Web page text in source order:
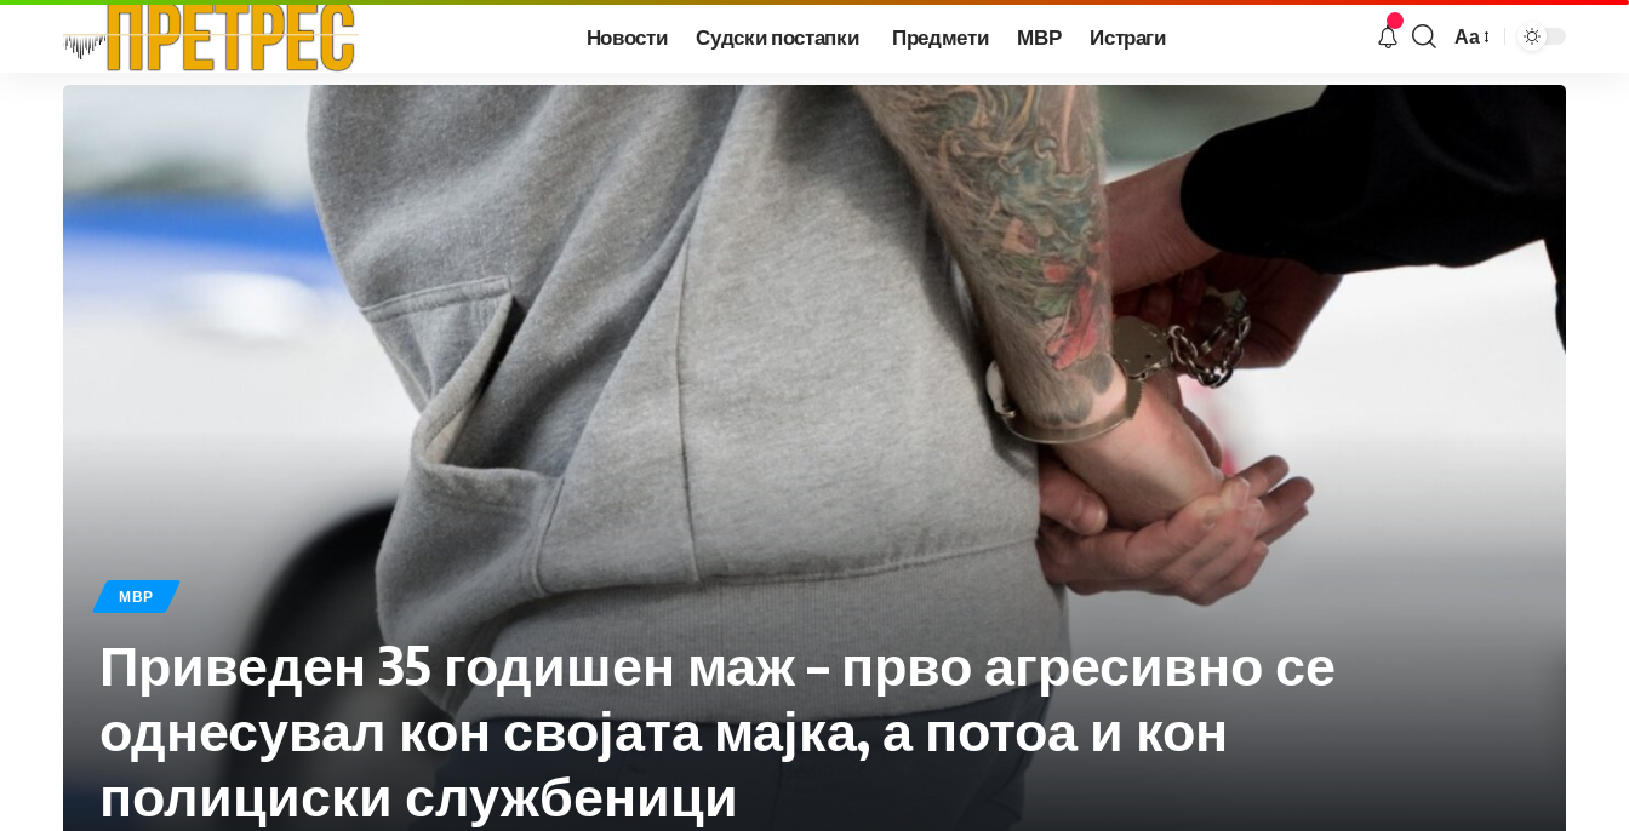
Новости Судски постапки Предмети МВР Истраги Аа
МВР
Приведен 35 годишен маж – прво агресивно се
однесувал кон својата мајка, а потоа и кон
полициски службеници